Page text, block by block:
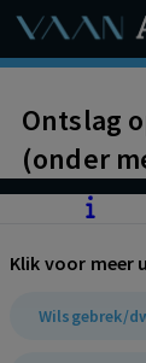
Ontslag
(onder
het niet
Klik voor meer
Wilsgebrek/